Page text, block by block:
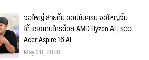
จอใหญ่ สายคุ้ม ออปชั่นครบ จอใหญ่จิ้ม
ได้ แรงเกินใครด้วย AMD Ryzen AI | รีวิว
Acer Aspire 16 AI
May 28, 2026